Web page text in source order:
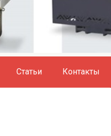
Статьи Контакты